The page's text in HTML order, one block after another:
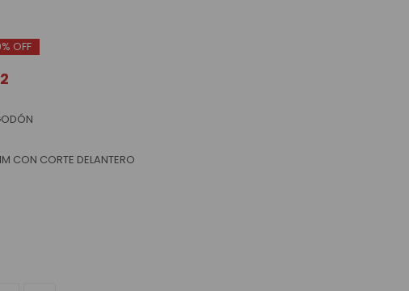
CON CORTE DELANTERO